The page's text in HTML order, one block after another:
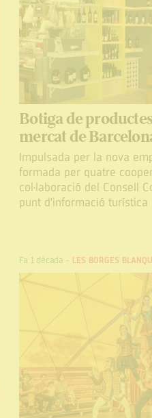
Botiga de
mercat de
Impulsada per la nova
formada per quatre
col·laboració del Consell
punt d'informació turística
Fa 1 dècada - LES BORGES